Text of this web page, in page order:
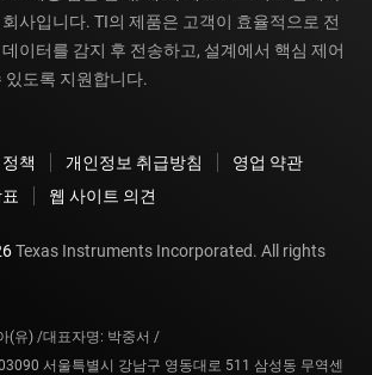
사입니다. TI의 제품은 고객이 효율적으로 전
이터를 감지 후 전송하고, 설계에서 핵심 제어
있도록 지원합니다.
책 개인정보 취급방침
영업 약관
웹 사이트 의견
Texas Instruments Incorporated. All rights
(유) /대표자명: 박중서 /
서울특별시 강남구 영동대로 511 삼성동 무역센